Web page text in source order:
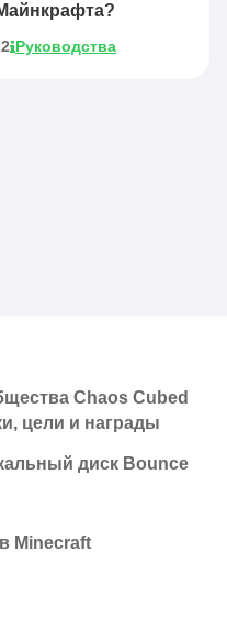
Руководства
Chaos Cubed
цели и награды
диск Bounce
Minecraft